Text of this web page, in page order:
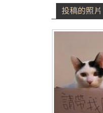
投稿的照片